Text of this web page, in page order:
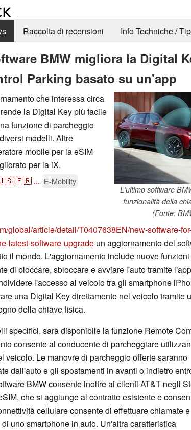
Raccolta di recensioni Info Techniche /
BMW migliora la Digital
Parking basato su un'app
L'ultimo software
funzionalità della
(Fonte:
che interessa circa
la Digital Key più facile
funzione di parcheggio
modelli. Altre
mobile per la eSIM
per la iX.
🇫🇷 ... E-Mobility
global/article/detail/T0407638EN/new-software-
latest-software-upgrade un aggiornamento del
il mondo. L'aggiornamento include nuove
di bloccare, sbloccare e avviare l'auto tramite
l'accesso al veicolo tra gli smartphone
una Digital Key direttamente nel veicolo tramite
della chiave fisica.
specifici, sarà disponibile la funzione Remote
consente al conducente di parcheggiare
veicolo. Le manovre di parcheggio offerte saranno
dall'auto e gli spostamenti in avanti o indietro
BMW consente inoltre ai clienti AT&T negli
che si aggiunge al contratto esistente e
cellulare consente di effettuare chiamate e
uno smartphone in auto. Un'altra caratteristica